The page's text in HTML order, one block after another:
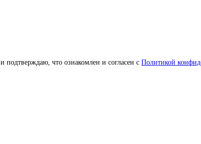
и подтверждаю, что ознакомлен и согласен с Политикой